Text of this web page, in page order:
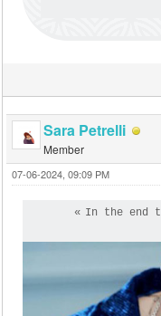
Sara Petrelli
Member
07-06-2024, 09:09 PM
In the end